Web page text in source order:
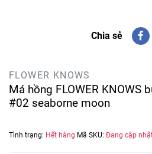
Chia sẻ
FLOWER KNOWS
Má hồng FLOWER KNOWS
#02 seaborne moon
Tình trạng: Hết hàng Mã SKU: Đang cập